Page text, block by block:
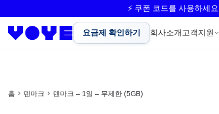
⚡ 쿠폰 코드를 사용하세요
요금제 확인하기 회사소개 고객지원
홈 덴마크 덴마크 – 1일 – 무제한 (5GB)